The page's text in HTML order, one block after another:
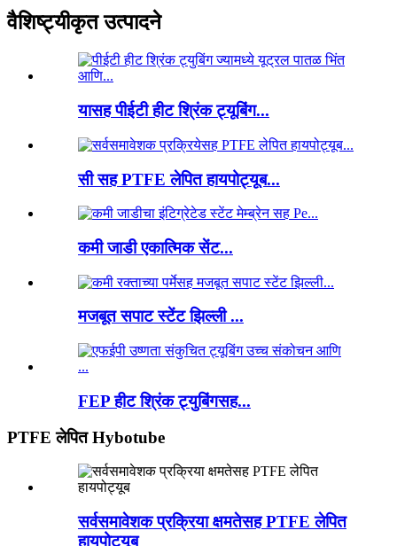
वैशिष्ट्यीकृत उत्पादने
यासह पीईटी हीट श्रिंक ट्यूबिंग...
सी सह PTFE लेपित हायपोट्यूब...
कमी जाडी एकात्मिक सेंट...
मजबूत सपाट स्टेंट झिल्ली ...
FEP हीट श्रिंक ट्युबिंगसह...
PTFE लेपित Hybotube
सर्वसमावेशक प्रक्रिया क्षमतेसह PTFE लेपित
हायपोट्यूब